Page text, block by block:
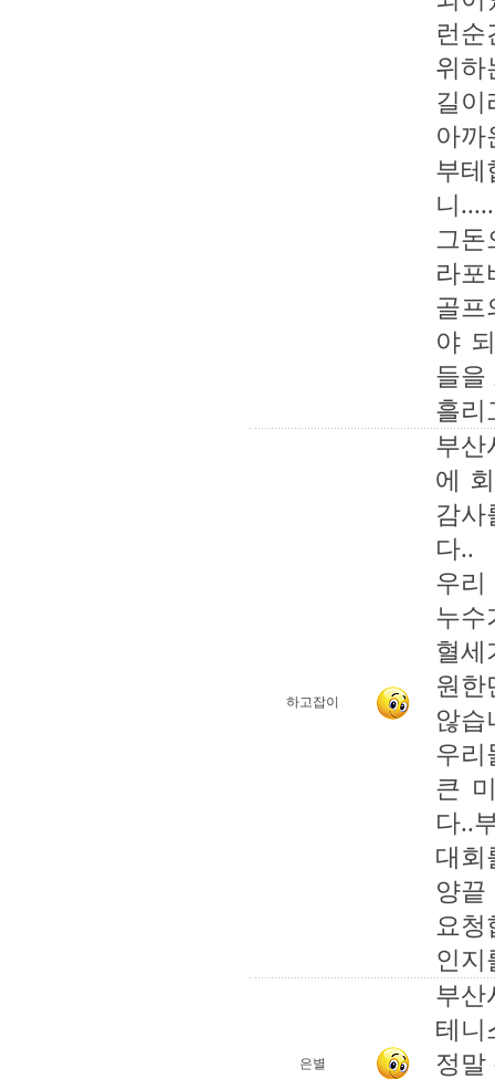
런순
위
길이
아까
부테
니.....
그돈
라
골프
야
들을
흘리
하고잡이
부산
에
감
다..
우
누수
혈세
원
않습
우리
큰
다..
대회
양끝
요청
인지
은별
부산
테니
정말